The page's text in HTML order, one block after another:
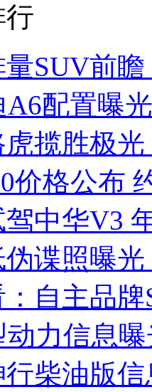
SUV前
A6配置曝
揽胜极
价格公布
中华V3
谍照曝
自主品牌
动力信息
柴油版